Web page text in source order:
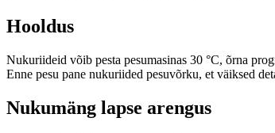
Hooldus
Nukuriideid võib pesta pesumasinas 30 °C, õrna
Enne pesu pane nukuriided pesuvõrku, et väiksed
Nukumäng lapse arengus